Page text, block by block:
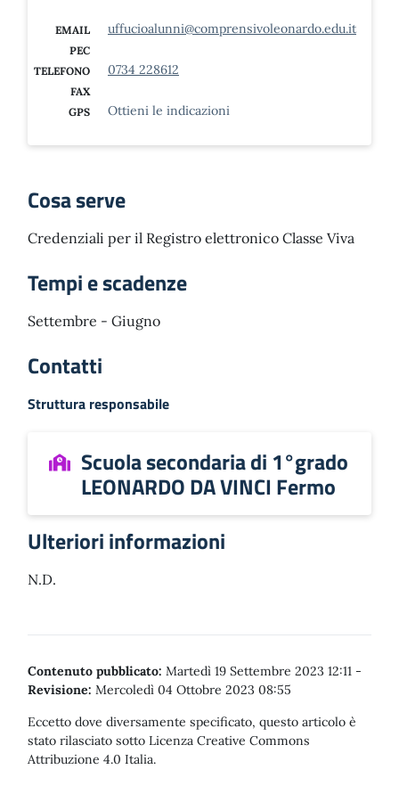
EMAIL uffucioalunni@comprensivoleonardo.edu.it
PEC
TELEFONO
0734 228612
FAX
GPS
Ottieni le indicazioni
Cosa serve
Credenziali per il Registro elettronico Classe Viva
Tempi e scadenze
Settembre - Giugno
Contatti
Struttura responsabile
Scuola secondaria di 1°grado
LEONARDO DA VINCI Fermo
Ulteriori informazioni
N.D.
Contenuto pubblicato: Martedì 19 Settembre 2023 12:11 -
Revisione: Mercoledì 04 Ottobre 2023 08:55
Eccetto dove diversamente specificato, questo articolo è
stato rilasciato sotto Licenza Creative Commons
Attribuzione 4.0 Italia.